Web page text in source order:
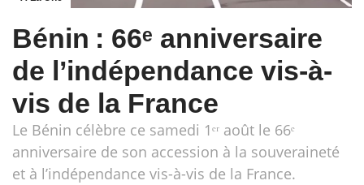
Bénin : 66ᵉ anniversaire
de l’indépendance vis-à-
vis de la France
Le Bénin célèbre ce samedi 1ᵉʳ août le 66ᵉ
anniversaire de son accession à la souveraineté
et à l’indépendance vis-à-vis de la France.